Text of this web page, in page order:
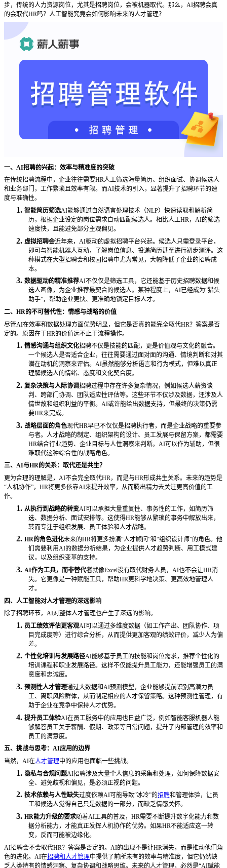
步，传统的人力资源岗位，尤其是招聘岗位，会被机器取代。那么，AI招聘会真
的会取代HR吗？人工智能究竟会如何影响未来的人才管理？
一、 AI招聘的兴起：效率与精准度的突破
在传统招聘流程中，企业往往需要HR人工筛选海量简历、组织面试、协调候选人
和业务部门，工作繁琐且效率有限。而AI技术的引入，显著提升了招聘环节的速
度与准确性。
1. 智能简历筛选AI能够通过自然语言处理技术（NLP）快速读取和解析简
历，根据企业设定的岗位需求自动匹配候选人。相比人工HR，AI的筛选
速度快，且能避免部分主观偏见。
2. 虚拟招聘会近年来， AI驱动的虚拟招聘平台兴起。候选人只需登录平台，
即可与智能机器人互动，了解岗位信息、投递简历甚至进行初步测评。这
种模式在大型招聘会和校园招聘中尤为常见，大幅降低了企业的招聘成
本。
3. 数据驱动的精准推荐AI不仅仅是筛选工具，它还能基于历史招聘数据和候
选人画像，为企业推荐最契合的候选人。某种程度上，AI已经成为“猎头
助手”，帮助企业更快、更准确地锁定目标人才。
二、 HR的不可替代性：情感与战略的价值
尽管AI在效率和数据处理方面优势明显，但它是否真的能完全取代HR？答案是否
定的。原因在于HR的价值远不止于流程操作。
1. 情感沟通与组织文化招聘不仅是技能的匹配，更是价值观与文化的融合。
一个候选人是否适合企业，往往需要通过面对面的沟通、情境判断和对其
潜在动机的洞察来评估。 AI虽然能够分析语言和行为模式，但难以真正
理解候选人的情绪、态度和文化契合度。
2. 复杂决策与人际协调招聘过程中存在许多复杂情况，例如候选人薪资谈
判、跨部门协调、团队适应性评估等。这些环节不仅涉及数据，还涉及人
情世故和组织利益的平衡。 AI或许能给出数据支持，但最终的决策仍需
要HR来完成。
3. 战略层面的角色现代HR早已不仅仅是招聘执行者，而是企业战略的重要参
与者。人才战略的制定、组织架构的设计、员工发展与保留方案，都需要
HR结合行业趋势、企业目标与人性洞察来判断。AI可以作为辅助，但很
难取代这种综合性的战略角色。
三、 AI与HR的关系：取代还是共生？
更为合理的理解是， AI不会完全取代HR，而是与HR形成共生关系。未来的趋势是
“人机协作”，HR将更多依靠AI来提升效率，从而腾出精力去关注更高价值的工
作。
1. 从执行到战略的转变AI可以承担大量重复性、事务性的工作，如简历筛
选、数据分析、面试安排等。这使得HR能够从繁琐的事务中解放出来，
转而专注于组织发展、员工体验和人才战略。
2. HR的角色进化未来的HR将更多扮演“人才顾问”和“组织设计师”的角色。他
们需要利用AI的数据分析结果，为企业提供人才趋势判断、用工模式建
议，以及组织变革的支持。
3. AI作为工具，而非替代者就像Excel没有取代财务人员，AI也不会让HR消
失。它更像是一种赋能工具，帮助HR更科学地决策、更高效地管理人
才。
四、人工智能对人才管理的深远影响
除了招聘环节， AI对整体人才管理也产生了深远的影响。
1. 员工绩效评估更客观AI可以通过多维度数据（如工作产出、团队协作、项
目完成度等）进行综合分析，从而提供更加客观的绩效评价，减少人为偏
差。
2. 个性化培训与发展路径AI能够基于员工的技能和岗位需求，推荐个性化的
培训课程和职业发展路径。这样不仅能提升员工能力，还能增强员工的满
意度和忠诚度。
3. 预测性人才管理通过大数据和AI预测模型，企业能够提前识别高潜力员
工、离职风险群体，从而制定相应的人才保留策略。这种预测性管理，有
助于企业在竞争中保持人才优势。
4. 提升员工体验AI在员工服务中的应用也日益广泛，例如智能客服机器人能
够解答员工关于薪酬、假期、政策等日常问题，提升了内部管理的效率和
员工的满意度。
五、挑战与思考： AI应用的边界
当然， AI在人才管理中的应用也面临一些挑战。
1. 隐私与合规问题AI招聘涉及大量个人信息的采集和处理，如何保障数据安
全、避免歧视和偏见，是必须正视的问题。
2. 技术依赖与人性缺失过度依赖AI可能导致“冰冷”的招聘和管理体验，让员
工和候选人觉得自己只是数据的一部分，而缺乏情感关怀。
3. HR能力升级的要求随着AI工具的普及，HR需要不断提升数字化能力和数
据分析能力，才能真正发挥人机协作的优势。如果HR不能适应这一转
变，反而可能被边缘化。
AI招聘会不会取代HR？答案是否定的。AI的出现不是让HR消失，而是推动他们角
色的进化。AI在招聘和人才管理中提供了前所未有的效率与精准度，但它仍然缺
乏人类特有的情感洞察、复杂协调和战略思维。未来的人才管理，必然是“AI赋能